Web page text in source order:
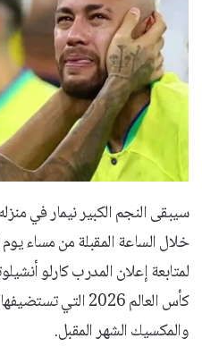
سيبقى النجم الكبير نيمار في
خلال الساعة المقبلة من مساء
لمتابعة إعلان المدرب كارلو
كأس العالم 2026
والمكسيك الشهر المقبل.